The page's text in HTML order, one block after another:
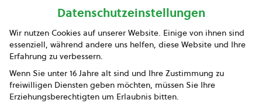
Presse
Impressum
Datenschutz
Datenschutzeinstellungen
Wir nutzen Cookies auf unserer Website. Einige von ihnen sind
essenziell, während andere uns helfen, diese Website und Ihre
Erfahrung zu verbessern.
Wenn Sie unter 16 Jahre alt sind und Ihre Zustimmung zu
freiwilligen Diensten geben möchten, müssen Sie Ihre
Erziehungsberechtigten um Erlaubnis bitten.